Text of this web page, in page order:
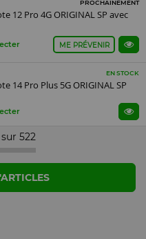
PROCHAINEMENT
12 Pro 4G ORIGINAL SP avec
ME PRÉVENIR
EN STOCK
14 Pro Plus 5G ORIGINAL SP
522